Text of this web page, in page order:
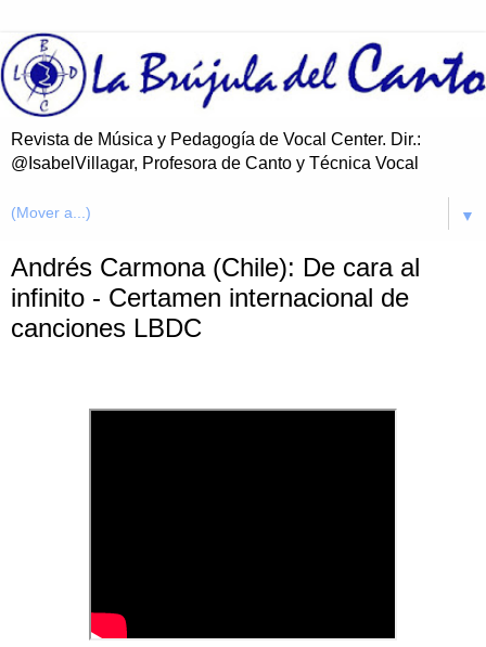
Revista de Música y Pedagogía de Vocal Center. Dir.:
@IsabelVillagar, Profesora de Canto y Técnica Vocal
▼
Andrés Carmona (Chile): De cara al
infinito - Certamen internacional de
canciones LBDC